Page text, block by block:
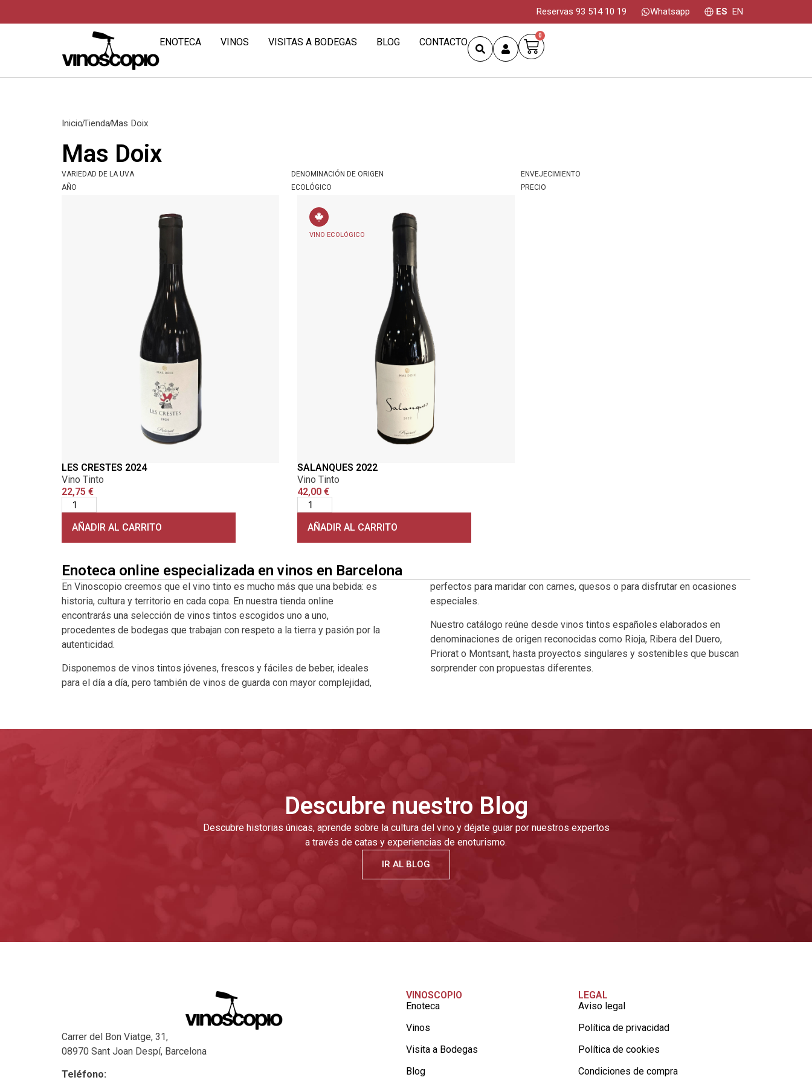
Reservas 93 514 10 19 Whatsapp ES EN
ENOTECA VINOS VISITAS A BODEGAS BLOG CONTACTO
0
InicioTiendaMas Doix
Mas Doix
VARIEDAD DE LA UVA DENOMINACIÓN DE ORIGEN
ENVEJECIMIENTO
AÑO
ECOLÓGICO PRECIO
LES CRESTES 2024
Vino Tinto
22,75 €
AÑADIR AL CARRITO
VINO ECOLÓGICO
SALANQUES 2022
Vino Tinto
42,00 €
AÑADIR AL CARRITO
Enoteca online especializada en vinos en Barcelona
En Vinoscopio creemos que el vino tinto es mucho más que una bebida: es
historia, cultura y territorio en cada copa. En nuestra tienda online
encontrarás una selección de vinos tintos escogidos uno a uno,
procedentes de bodegas que trabajan con respeto a la tierra y pasión por la
autenticidad.
Disponemos de vinos tintos jóvenes, frescos y fáciles de beber, ideales
para el día a día, pero también de vinos de guarda con mayor complejidad,
perfectos para maridar con carnes, quesos o para disfrutar en ocasiones
especiales.
Nuestro catálogo reúne desde vinos tintos españoles elaborados en
denominaciones de origen reconocidas como Rioja, Ribera del Duero,
Priorat o Montsant, hasta proyectos singulares y sostenibles que buscan
sorprender con propuestas diferentes.
Descubre nuestro Blog
Descubre historias únicas, aprende sobre la cultura del vino y déjate guiar por nuestros expertos
a través de catas y experiencias de enoturismo.
IR AL BLOG
Carrer del Bon Viatge, 31,
08970 Sant Joan Despí, Barcelona
Teléfono:
VINOSCOPIO
Enoteca
Vinos
Visita a Bodegas
Blog
LEGAL
Aviso legal
Política de privacidad
Política de cookies
Condiciones de compra